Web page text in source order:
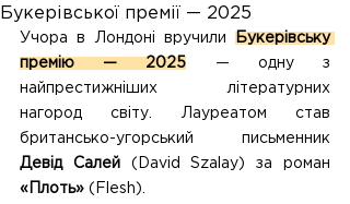
Букерівської премії — 2025
Учора в Лондоні вручили
Букерівську
премію — 2025 — одну з
найпрестижніших літературних
нагород світу. Лауреатом став
Девід Салей
«Плоть» (Flesh).